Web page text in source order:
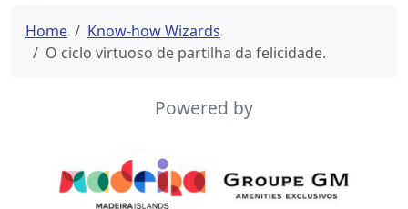
Home
Know-how Wizards
O ciclo virtuoso de partilha da felicidade.
Powered by